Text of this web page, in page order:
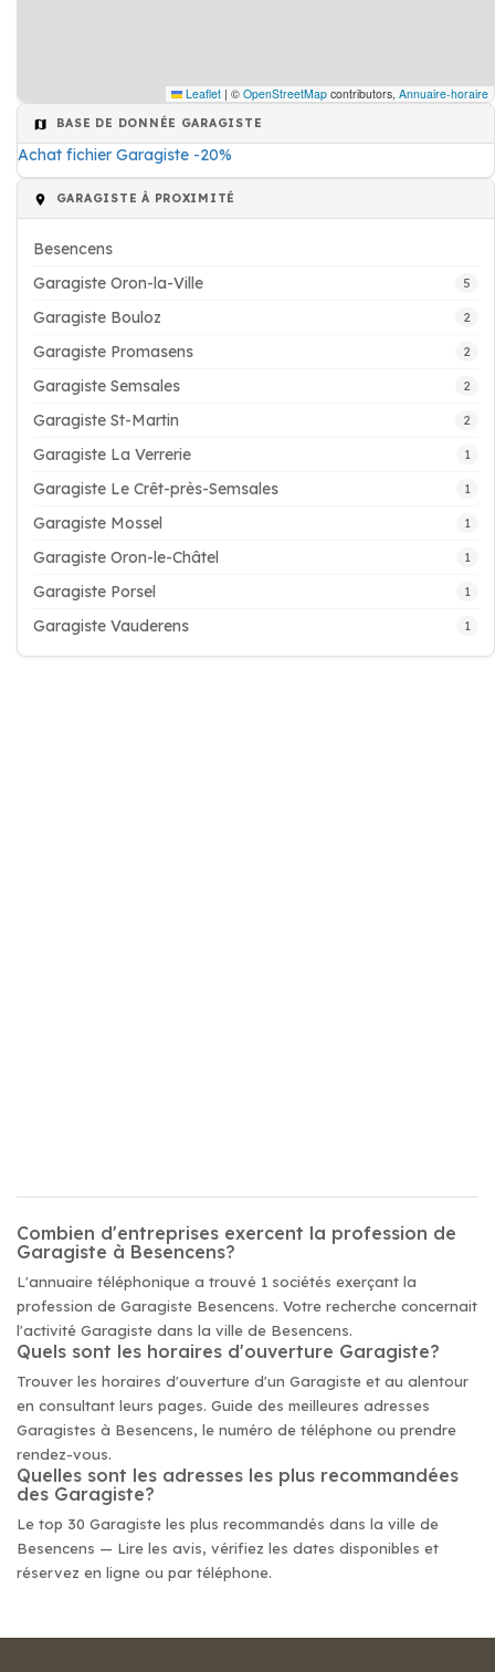
Leaflet | © OpenStreetMap contributors, Annuaire-horaire
BASE DE DONNÉE GARAGISTE
Achat fichier Garagiste -20%
GARAGISTE À PROXIMITÉ
Besencens
Garagiste Oron-la-Ville
5
Garagiste Bouloz 2
Garagiste Promasens 2
Garagiste Semsales 2
Garagiste St-Martin 2
Garagiste La Verrerie 1
Garagiste Le Crêt-près-Semsales 1
Garagiste Mossel 1
Garagiste Oron-le-Châtel 1
Garagiste Porsel 1
Garagiste Vauderens 1
Combien d'entreprises exercent la profession de
Garagiste à Besencens?
L'annuaire téléphonique a trouvé 1 sociétés exerçant la
profession de Garagiste Besencens. Votre recherche concernait
l'activité Garagiste dans la ville de Besencens.
Quels sont les horaires d'ouverture Garagiste?
Trouver les horaires d'ouverture d'un Garagiste et au alentour
en consultant leurs pages. Guide des meilleures adresses
Garagistes à Besencens, le numéro de téléphone ou prendre
rendez-vous.
Quelles sont les adresses les plus recommandées
des Garagiste?
Le top 30 Garagiste les plus recommandés dans la ville de
Besencens — Lire les avis, vérifiez les dates disponibles et
réservez en ligne ou par téléphone.